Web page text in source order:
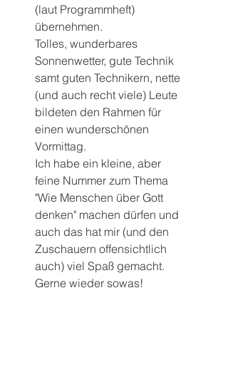
(laut Programmheft)
übernehmen.
Tolles, wunderbares
Sonnenwetter, gute Technik
samt guten Technikern, nette
(und auch recht viele) Leute
bildeten den Rahmen für
einen wunderschönen
Vormittag.
Ich habe ein kleine, aber
feine Nummer zum Thema
"Wie Menschen über Gott
denken" machen dürfen und
auch das hat mir (und den
Zuschauern offensichtlich
auch) viel Spaß gemacht.
Gerne wieder sowas!